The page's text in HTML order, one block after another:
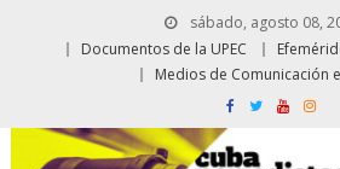
sábado, agosto 08,
Documentos de la UPEC
Medios de Comunicación